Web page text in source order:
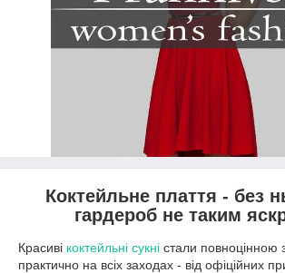
Коктейльне плаття - без
гардероб не таким
Красиві коктейльні сукні стали повноцінною
практично на всіх заходах - від офіційних